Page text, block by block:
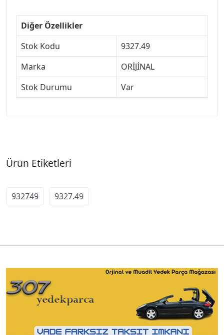
Diğer Özellikler
Stok Kodu
9327.49
Marka
ORİJİNAL
Stok Durumu
Var
Ürün Etiketleri
932749 9327.49